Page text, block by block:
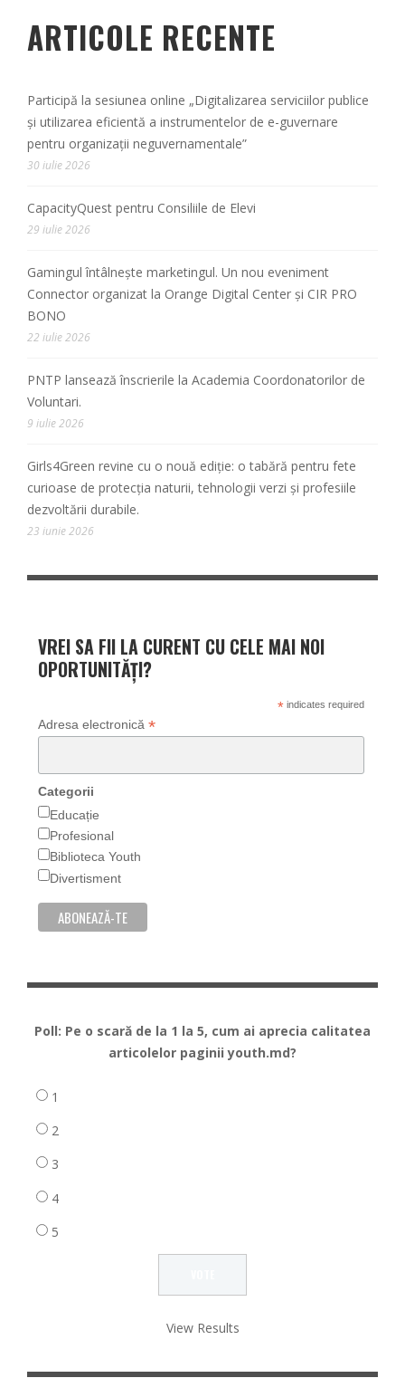
ARTICOLE RECENTE
Participă la sesiunea online „Digitalizarea serviciilor publice
și utilizarea eficientă a instrumentelor de e-guvernare
pentru organizații neguvernamentale”
30 iulie 2026
CapacityQuest pentru Consiliile de Elevi
29 iulie 2026
Gamingul întâlnește marketingul. Un nou eveniment
Connector organizat la Orange Digital Center și CIR PRO
BONO
22 iulie 2026
PNTP lansează înscrierile la Academia Coordonatorilor de
Voluntari.
9 iulie 2026
Girls4Green revine cu o nouă ediție: o tabără pentru fete
curioase de protecția naturii, tehnologii verzi și profesiile
dezvoltării durabile.
23 iunie 2026
VREI SA FII LA CURENT CU CELE MAI NOI
OPORTUNITĂȚI?
*indicates required
Adresa electronică *
Categorii
Educație
Profesional
Biblioteca Youth
Divertisment
Poll: Pe o scară de la 1 la 5, cum ai aprecia calitatea
articolelor paginii youth.md?
1
2
3
4
5
View Results